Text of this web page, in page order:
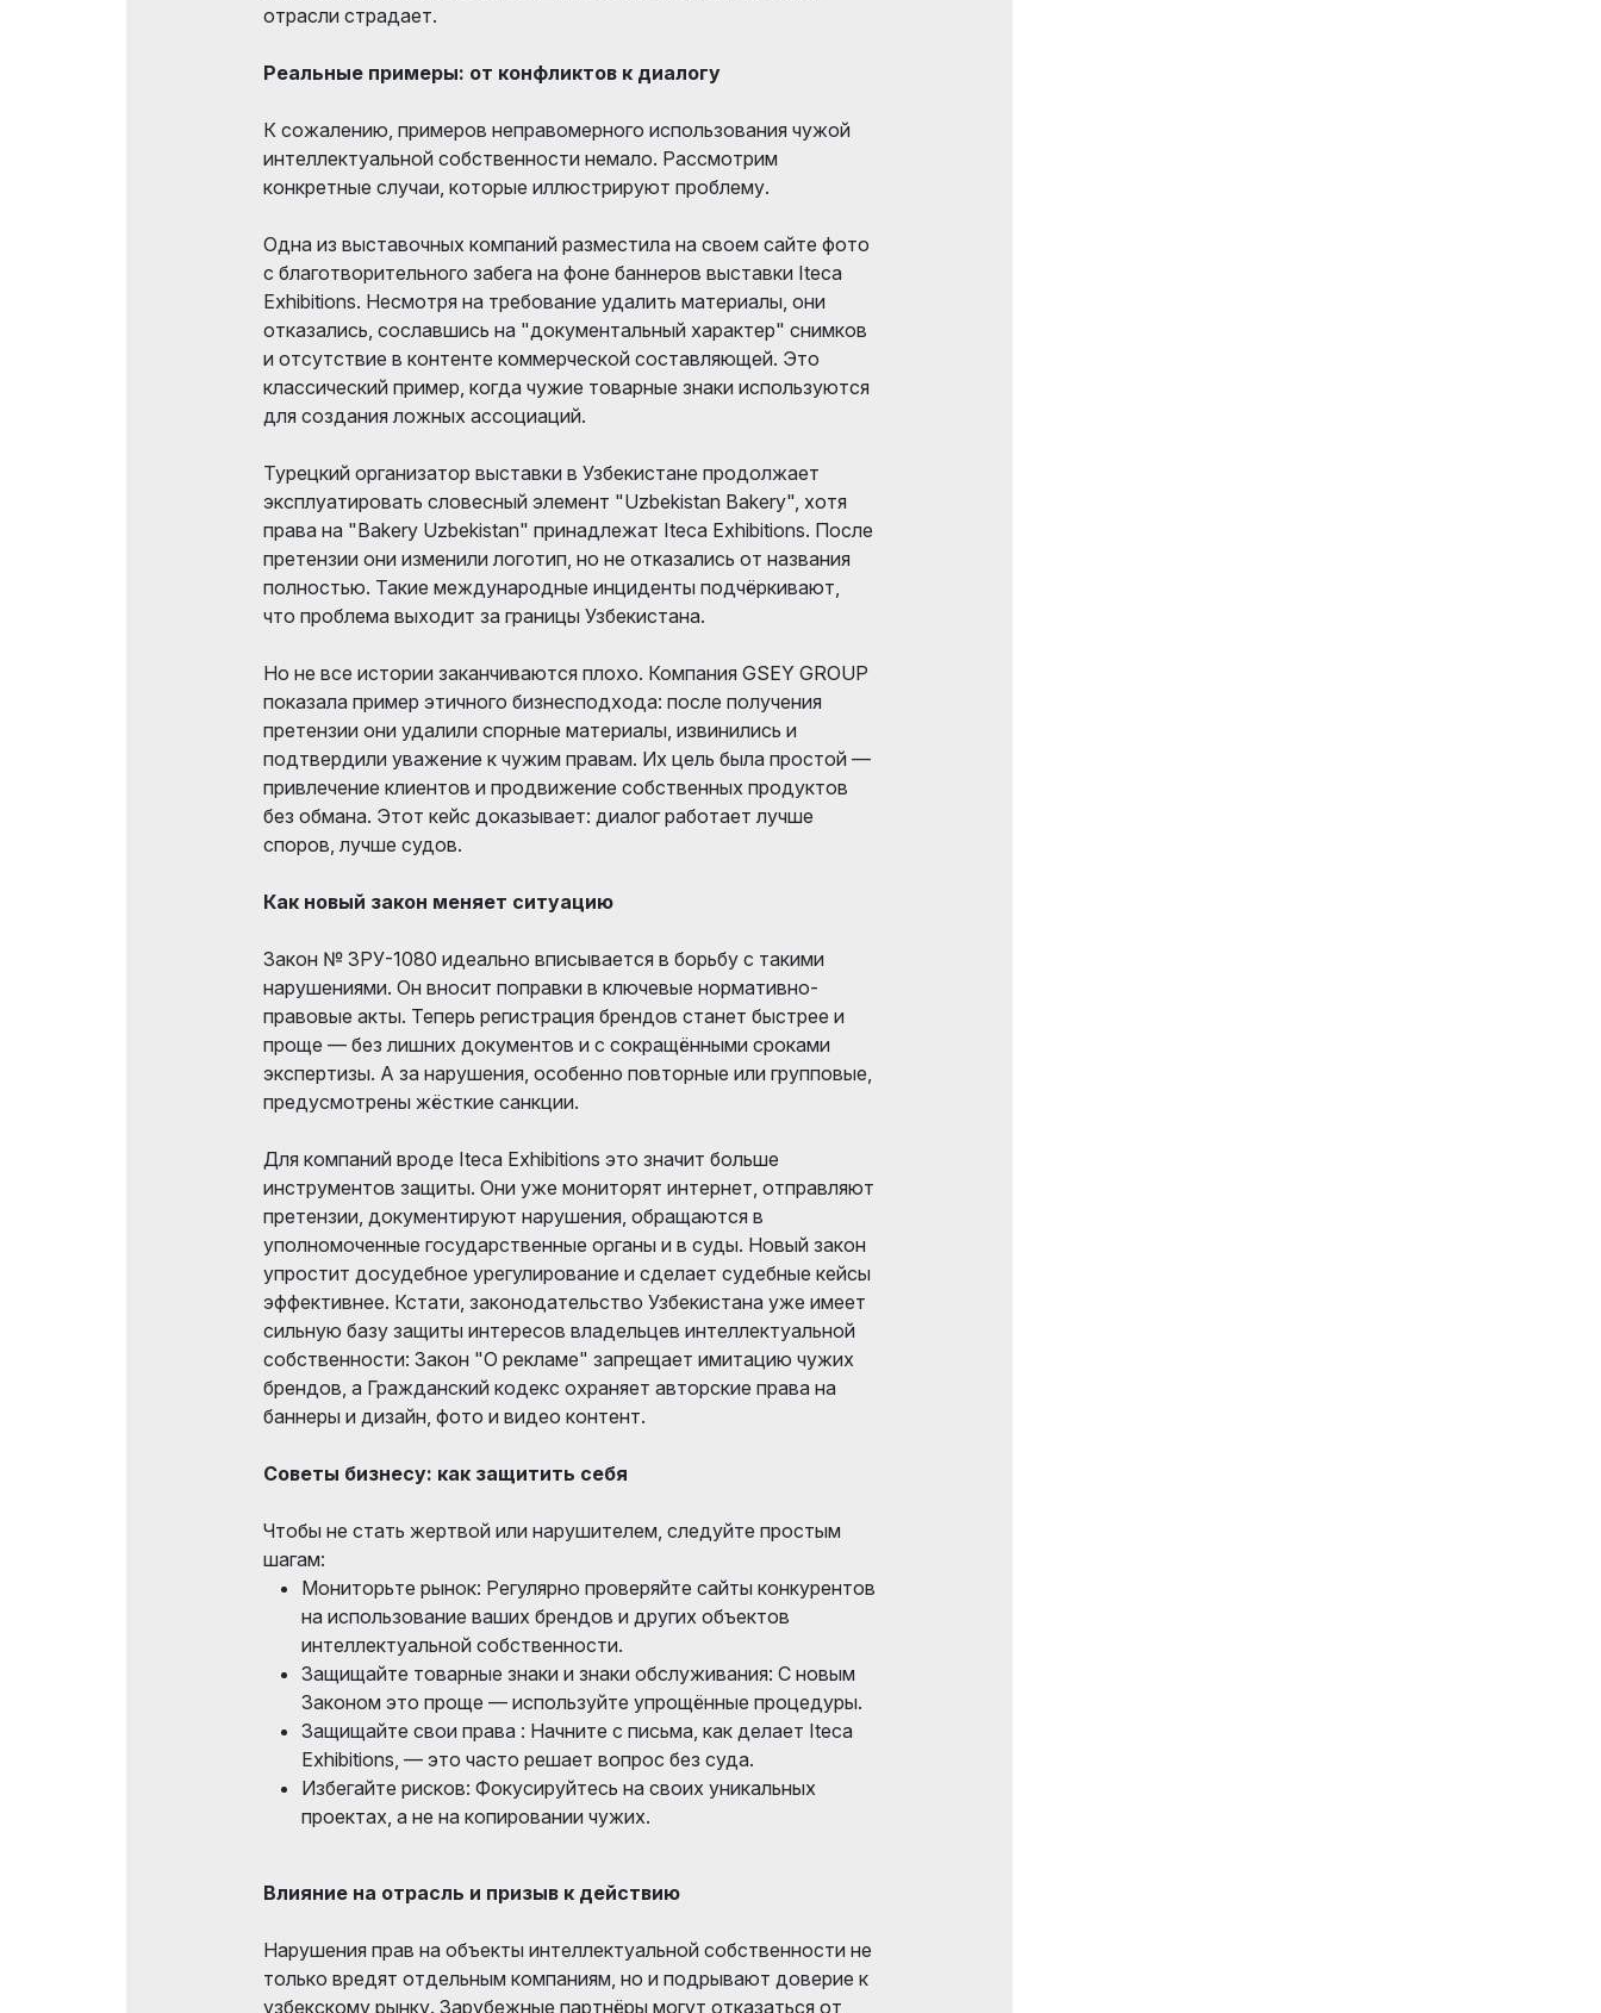
отрасли страдает.
Реальные примеры: от конфликтов к диалогу
К сожалению, примеров неправомерного использования чужой
интеллектуальной собственности немало. Рассмотрим
конкретные случаи, которые иллюстрируют проблему.
Одна из выставочных компаний разместила на своем сайте фото
с благотворительного забега на фоне баннеров выставки Iteca
Exhibitions. Несмотря на требование удалить материалы, они
отказались, сославшись на "документальный характер" снимков
и отсутствие в контенте коммерческой составляющей. Это
классический пример, когда чужие товарные знаки используются
для создания ложных ассоциаций.
Турецкий организатор выставки в Узбекистане продолжает
эксплуатировать словесный элемент "Uzbekistan Bakery", хотя
права на "Bakery Uzbekistan" принадлежат Iteca Exhibitions. После
претензии они изменили логотип, но не отказались от названия
полностью. Такие международные инциденты подчёркивают,
что проблема выходит за границы Узбекистана.
Но не все истории заканчиваются плохо. Компания GSEY GROUP
показала пример этичного бизнесподхода: после получения
претензии они удалили спорные материалы, извинились и
подтвердили уважение к чужим правам. Их цель была простой —
привлечение клиентов и продвижение собственных продуктов
без обмана. Этот кейс доказывает: диалог работает лучше
споров, лучше судов.
Как новый закон меняет ситуацию
Закон № ЗРУ-1080 идеально вписывается в борьбу с такими
нарушениями. Он вносит поправки в ключевые нормативно-
правовые акты. Теперь регистрация брендов станет быстрее и
проще — без лишних документов и с сокращёнными сроками
экспертизы. А за нарушения, особенно повторные или групповые,
предусмотрены жёсткие санкции.
Для компаний вроде Iteca Exhibitions это значит больше
инструментов защиты. Они уже мониторят интернет, отправляют
претензии, документируют нарушения, обращаются в
уполномоченные государственные органы и в суды. Новый закон
упростит досудебное урегулирование и сделает судебные кейсы
эффективнее. Кстати, законодательство Узбекистана уже имеет
сильную базу защиты интересов владельцев интеллектуальной
собственности: Закон "О рекламе" запрещает имитацию чужих
брендов, а Гражданский кодекс охраняет авторские права на
баннеры и дизайн, фото и видео контент.
Советы бизнесу: как защитить себя
Чтобы не стать жертвой или нарушителем, следуйте простым
шагам:
Мониторьте рынок: Регулярно проверяйте сайты конкурентов
на использование ваших брендов и других объектов
интеллектуальной собственности.
Защищайте товарные знаки и знаки обслуживания: С новым
Законом это проще — используйте упрощённые процедуры.
Защищайте свои права : Начните с письма, как делает Iteca
Exhibitions, — это часто решает вопрос без суда.
Избегайте рисков: Фокусируйтесь на своих уникальных
проектах, а не на копировании чужих.
Влияние на отрасль и призыв к действию
Нарушения прав на объекты интеллектуальной собственности не
только вредят отдельным компаниям, но и подрывают доверие к
узбекскому рынку. Зарубежные партнёры могут отказаться от